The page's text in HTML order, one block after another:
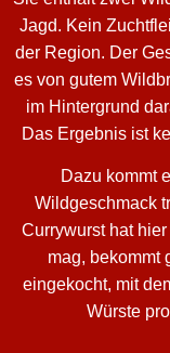
Jagd. Kein
der Region. Der
es von gutem
im Hintergrund
Das Ergebnis ist
Dazu kommt
Wildgeschmack
Currywurst hat
mag, bekommt
eingekocht, mit
Würste